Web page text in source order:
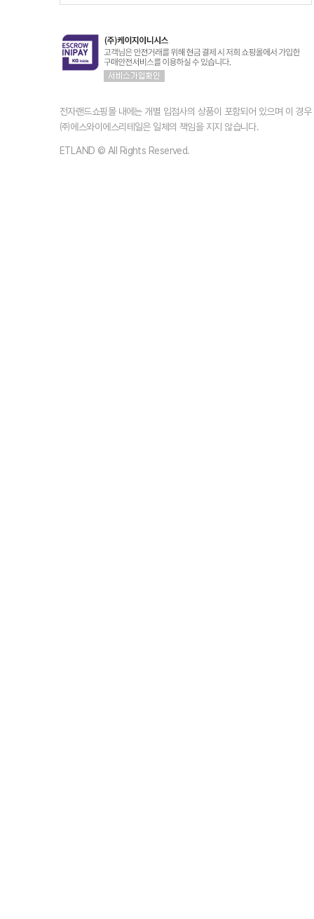
전자랜드쇼핑몰 내에는 개별 입점사의 상품이 포함되어 있으며 이 경
㈜에스와이에스리테일은 일체의 책임을 지지 않습니다.
ETLAND © All Rights Reserved.